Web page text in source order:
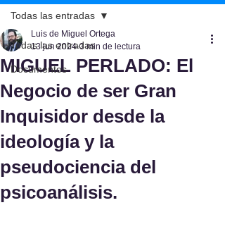
Todas las entradas
Documentos
Todas las entradas
MIGUEL PERLADO: El
Negocio de ser Gran
Inquisidor desde la
ideología y la
pseudociencia del
psicoanálisis.
Luis de Miguel Ortega
13 jun 2024 3 min de lectura